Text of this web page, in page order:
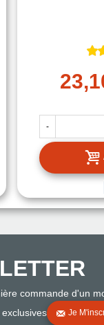
-
commande d'un
Je